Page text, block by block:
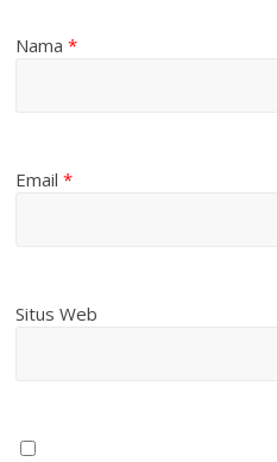
Nama*
Email*
Situs Web